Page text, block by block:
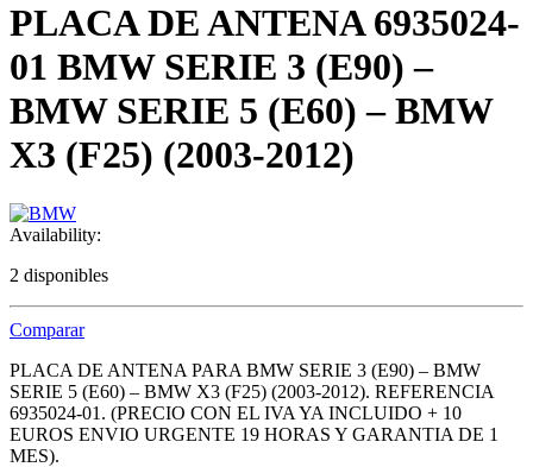
PLACA DE ANTENA 6935024-
01 BMW SERIE 3 (E90) –
BMW SERIE 5 (E60) – BMW
X3 (F25) (2003-2012)
Availability:
2 disponibles
Comparar
PLACA DE ANTENA PARA BMW SERIE 3 (E90) – BMW
SERIE 5 (E60) – BMW X3 (F25) (2003-2012). REFERENCIA
6935024-01. (PRECIO CON EL IVA YA INCLUIDO + 10
EUROS ENVIO URGENTE 19 HORAS Y GARANTIA DE 1
MES).